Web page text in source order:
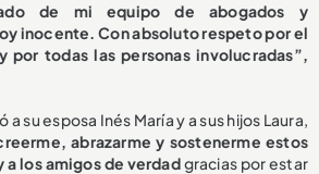
de mi equipo de abogados y
inocente. Con absoluto respeto por el
por todas las personas involucradas”,
su esposa Inés María y a sus hijos Laura,
abrazarme y sostenerme estos
a los amigos de verdadgracias por estar